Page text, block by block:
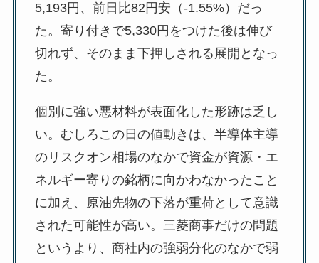
5,193円、前日比82円安（-1.55%）だっ
た。寄り付きで5,330円をつけた後は伸び
切れず、そのまま下押しされる展開となっ
た。
個別に強い悪材料が表面化した形跡は乏し
い。むしろこの日の値動きは、半導体主導
のリスクオン相場のなかで資金が資源・エ
ネルギー寄りの銘柄に向かわなかったこと
に加え、原油先物の下落が重荷として意識
された可能性が高い。三菱商事だけの問題
というより、商社内の強弱分化のなかで弱